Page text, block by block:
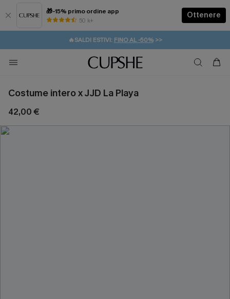
🎁-15% primo ordine app
50 k+
Ottenere
⚡️-15% SUGLI ESSENZIALI DA VACANZA | ACQUISTA
🔥SALDI ESTIVI: FINO AL -50%>>
🚚SPEDIZIONE GRATUITA DA 49€
💌REGALO PER I NUOVI: 20% DI SCONTO*
Costume intero x JJD La Playa
42,00 €